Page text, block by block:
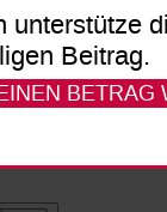
Versuche,
Füllgraf
unterstütze
Beitrag.
BETRAG